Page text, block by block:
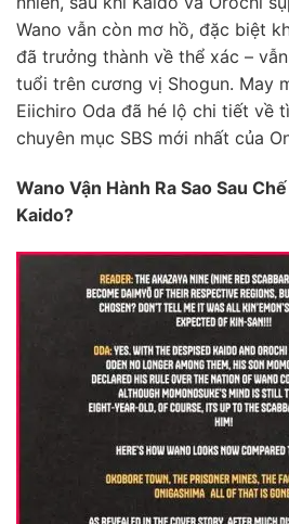
Wano vẫn còn mơ hồ, đặc biệt
đã trưởng thành về thể xác –
tuổi trên cương vị Shogun. May
Eiichiro Oda đã hé lộ chi tiết về
chuyên mục SBS mới nhất của
Wano Vận Hành Ra Sao Sau
Kaido?